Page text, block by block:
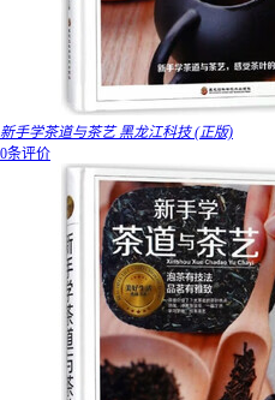
新手学茶道与茶艺 黑龙江科技 (正版)
0条评价